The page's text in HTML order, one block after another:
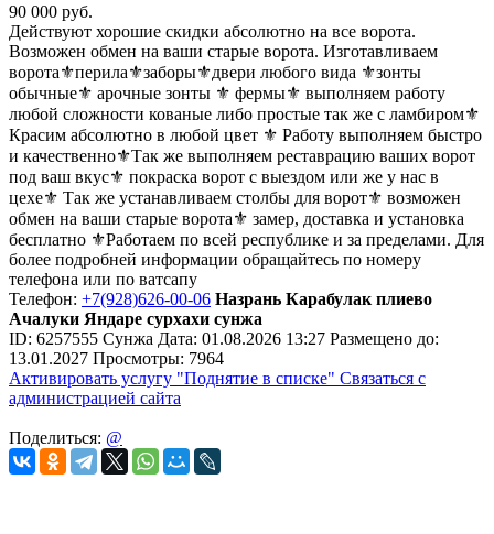
90 000 руб.
Действуют хорошие скидки абсолютно на все ворота.
Возможен обмен на ваши старые ворота. Изготавливаем
ворота⚜️перила⚜️заборы⚜️двери любого вида ⚜️зонты
обычные⚜️ арочные зонты ⚜️ фермы⚜️ выполняем работу
любой сложности кованые либо простые так же с ламбиром⚜️
Красим абсолютно в любой цвет ⚜️ Работу выполняем быстро
и качественно⚜️Так же выполняем реставрацию ваших ворот
под ваш вкус⚜️ покраска ворот с выездом или же у нас в
цехе⚜️ Так же устанавливаем столбы для ворот⚜️ возможен
обмен на ваши старые ворота⚜️ замер, доставка и установка
бесплатно ⚜️Работаем по всей республике и за пределами. Для
более подробней информации обращайтесь по номеру
телефона или по ватсапу
Телефон: +7(928)626-00-06 Назрань Карабулак плиево
Ачалуки Яндаре сурхахи сунжа
ID: 6257555 Сунжа Дата: 01.08.2026 13:27 Размещено до:
13.01.2027 Просмотры: 7964
Активировать услугу "Поднятие в списке" Связаться с
администрацией сайта
Поделиться: @